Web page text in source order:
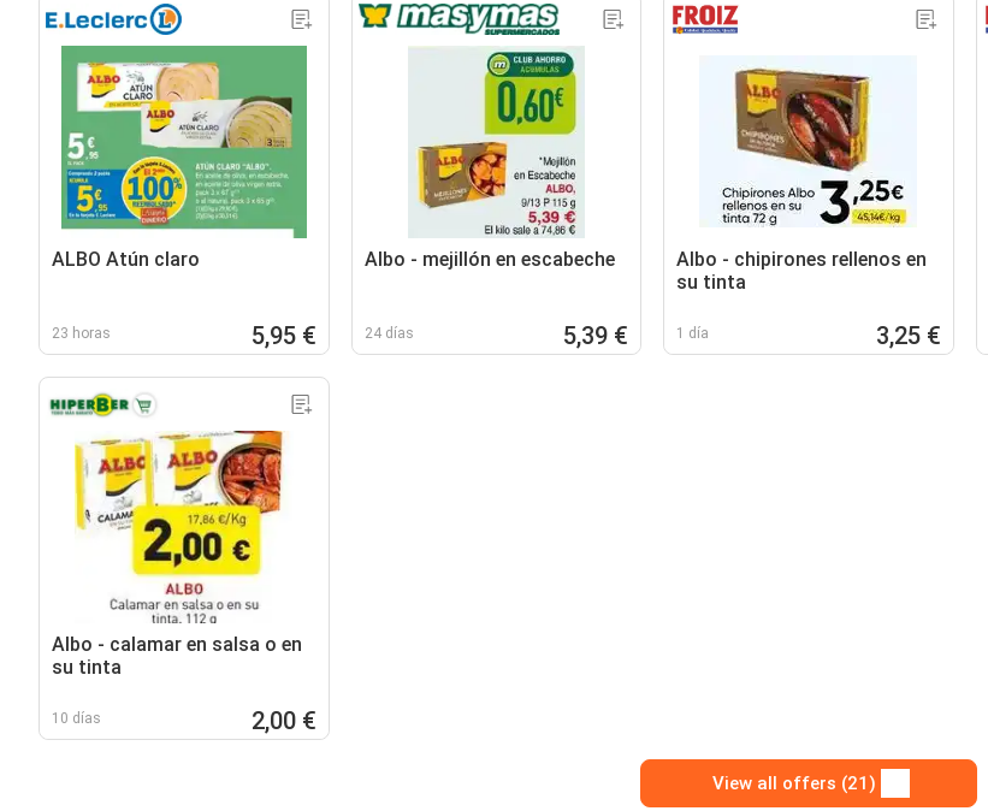
ALBO Atún claro
23 horas 5,95 €
Albo - mejillón en escabeche
24 días 5,39 €
Albo - chipirones rellenos en
su tinta
1 día 3,25 €
Albo - calamar en salsa o en
su tinta
10 días 2,00 €
View all offers (21)